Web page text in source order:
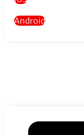
Android